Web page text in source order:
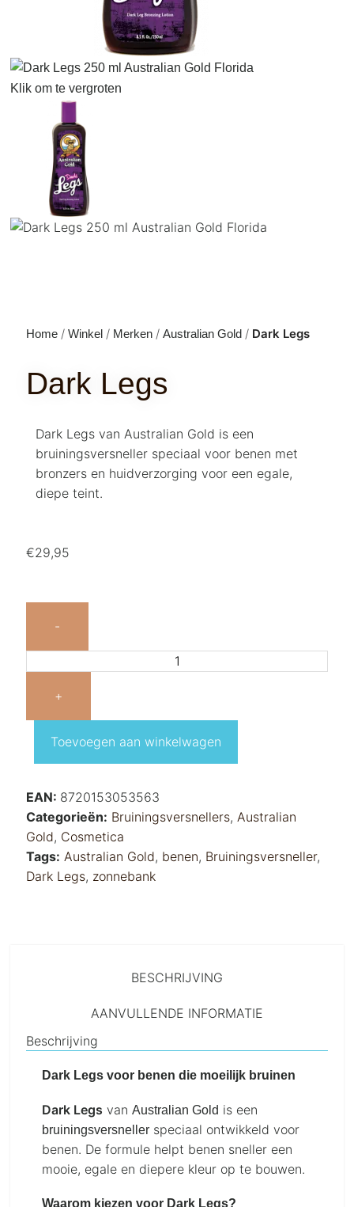
Klik om te vergroten
Home Winkel Merken Australian Gold Dark Legs
Dark Legs
Dark Legs van Australian Gold is een
bruiningsversneller speciaal voor benen met
bronzers en huidverzorging voor een egale,
diepe teint.
€29,95
Toevoegen aan winkelwagen
EAN: 8720153053563
Categorieën: Bruiningsversnellers,Australian
Gold, Cosmetica
Tags: Australian Gold, benen, Bruiningsversneller,
Dark Legs, zonnebank
BESCHRIJVING
AANVULLENDE INFORMATIE
Beschrijving
Dark Legs voor benen die moeilijk bruinen
Dark Legs vanAustralian Gold is een
bruiningsversneller speciaal ontwikkeld voor
benen. De formule helpt benen sneller een
mooie, egale en diepere kleur op te bouwen.
Waarom kiezen voor Dark Legs?